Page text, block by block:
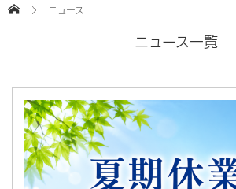
ニュース
ニュース一覧